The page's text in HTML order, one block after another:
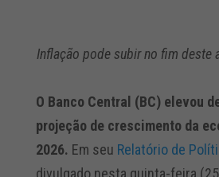
Inflação pode subir no fim deste
O Banco Central (BC) elevou
projeção de crescimento da
2026. Em seu Relatório de
divulgado nesta quinta-feira